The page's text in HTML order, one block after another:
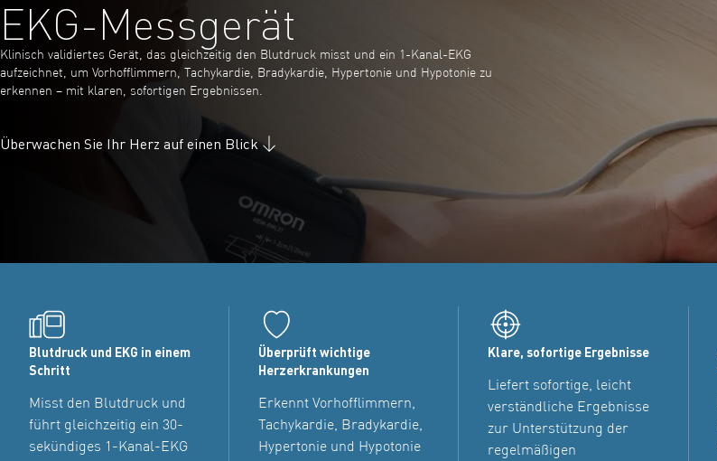
EKG-Messgerät
Klinisch validiertes Gerät, das gleichzeitig den Blutdruck misst und ein 1-Kanal-EKG
aufzeichnet, um Vorhofflimmern, Tachykardie, Bradykardie, Hypertonie und Hypotonie zu
erkennen – mit klaren, sofortigen Ergebnissen.
Überwachen Sie Ihr Herz auf einen Blick
Blutdruck und EKG in einem
Schritt
Misst den Blutdruck und
führt gleichzeitig ein 30-
sekündiges 1-Kanal-EKG
Überprüft wichtige
Herzerkrankungen
Erkennt Vorhofflimmern,
Tachykardie, Bradykardie,
Hypertonie und Hypotonie
Klare, sofortige Ergebnisse
Liefert sofortige, leicht
verständliche Ergebnisse
zur Unterstützung der
regelmäßigen